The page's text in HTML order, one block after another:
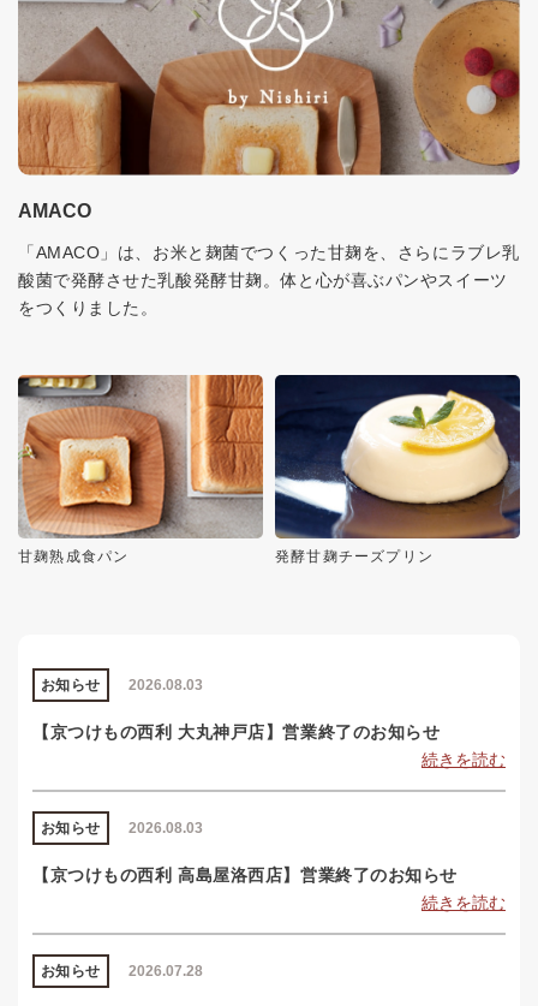
AMACO
「AMACO」は、お米と麹菌でつくった甘麹を、さらにラブレ乳
酸菌で発酵させた乳酸発酵甘麹。体と心が喜ぶパンやスイーツ
をつくりました。
甘麹熟成食パン 発酵甘麹チーズプリン
2026.08.03
お知らせ
【京つけもの西利 大丸神戸店】営業終了のお知らせ
続きを読む
2026.08.03
お知らせ
【京つけもの西利 高島屋洛西店】営業終了のお知らせ
続きを読む
2026.07.28
お知らせ